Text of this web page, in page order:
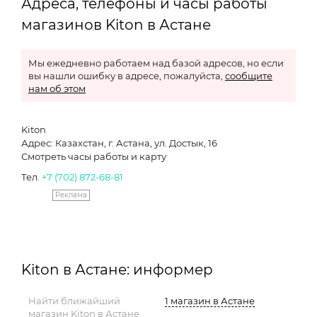
Адреса, телефоны и часы работы
магазинов Kiton в Астане
Мы ежедневно работаем над базой адресов, но если
вы нашли ошибку в адресе, пожалуйста, сообщите
нам об этом
Kiton
Адрес: Казахстан, г. Астана, ул. Достык, 16
Смотреть часы работы и карту
Тел. +7 (702) 872-68-81
Реклама
Kiton в Астане: информер
Найти ближайший
магазин Kiton в Астане
1 магазин в Астане